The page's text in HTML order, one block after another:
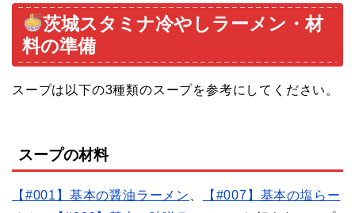
茨城スタミナ冷やしラーメン・材
料の準備
スープは以下の3種類のスープを参考にしてください。
スープの材料
【#001】基本の醤油ラーメン
【#007】基本の塩らー